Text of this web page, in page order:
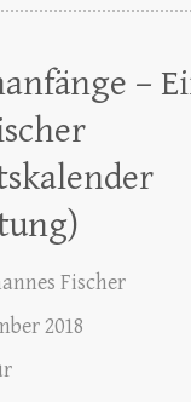
–
Fischer
2018